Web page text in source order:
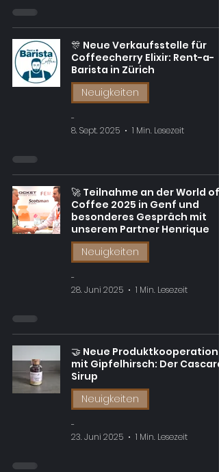
🎊 Neue Verkaufsstelle für
Coffeecherry Elixir: Rent-a-
Barista in Zürich
Neuigkeiten
-
8. Sept. 2025
1 Min. Lesezeit
🚀 Teilnahme an der World of
Coffee 2025 in Genf und
besonderes Gespräch mit
unserem Partner Henrique
Neuigkeiten
-
28. Juni 2025
1 Min. Lesezeit
🤝 Neue Produktkooperation
mit Gipfelhirsch: Der
Sirup
Neuigkeiten
-
23. Juni 2025
1 Min. Lesezeit